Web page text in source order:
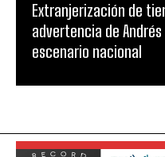
Extranjerización de
advertencia de
escenario nacional